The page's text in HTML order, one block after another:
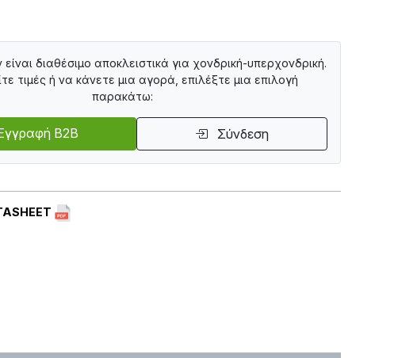
διαθέσιμο αποκλειστικά για χονδρική-υπερχονδρική.
τιμές ή να κάνετε μια αγορά, επιλέξτε μια επιλογή
παρακάτω:
B2B Σύνδεση